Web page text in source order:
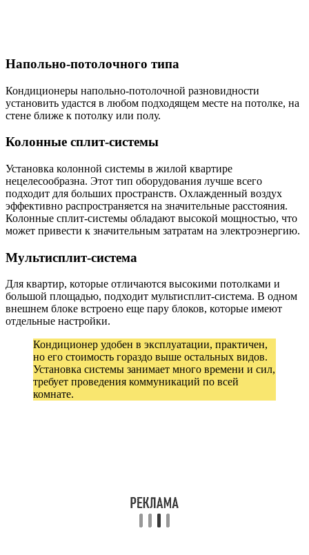
Напольно-потолочного типа
Кондиционеры напольно-потолочной разновидности
установить удастся в любом подходящем месте на потолке, на
стене ближе к потолку или полу.
Колонные сплит-системы
Установка колонной системы в жилой квартире
нецелесообразна. Этот тип оборудования лучше всего
подходит для больших пространств. Охлажденный воздух
эффективно распространяется на значительные расстояния.
Колонные сплит-системы обладают высокой мощностью, что
может привести к значительным затратам на электроэнергию.
Мультисплит-система
Для квартир, которые отличаются высокими потолками и
большой площадью, подходит мультисплит-система. В одном
внешнем блоке встроено еще пару блоков, которые имеют
отдельные настройки.
Кондиционер удобен в эксплуатации, практичен,
но его стоимость гораздо выше остальных видов.
Установка системы занимает много времени и сил,
требует проведения коммуникаций по всей
комнате.